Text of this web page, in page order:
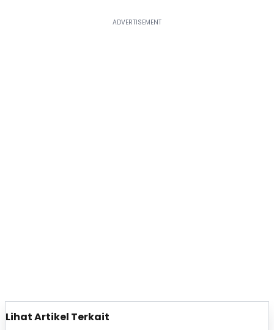
Lihat Artikel Terkait